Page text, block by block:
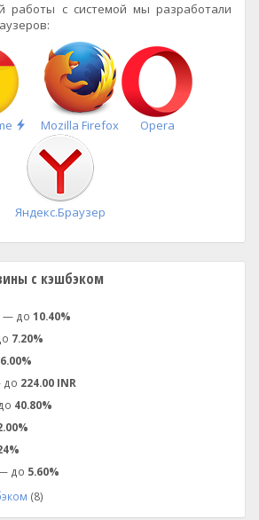
работы с системой мы разработали
Быстрая
установка
Mozilla Firefox Opera
Яндекс.Браузер
с кэшбэком
— до 10.40%
7.20%
6.00%
224.00 INR
40.80%
до 5.60%
(8)